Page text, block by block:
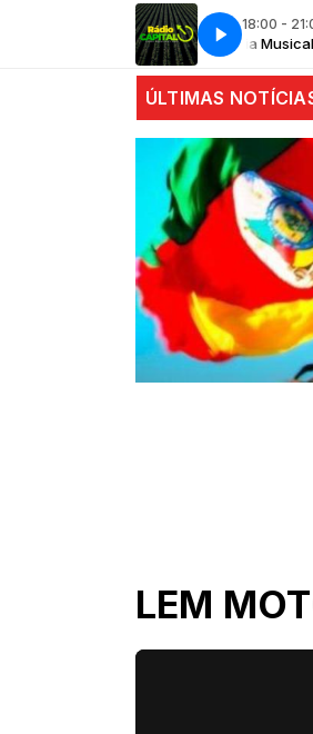
18:00 -
Tertúlia
ÚLTIMAS
estáveis com alta dos setores
LEM